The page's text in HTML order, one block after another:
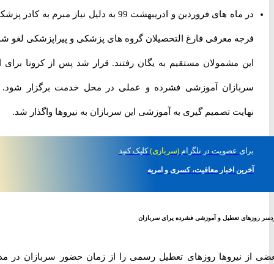
در ماه های فروردین و ادریبهشت 99 به دلیل نیاز مبرم به کادر پزشکی،
فرجه معرفی فارغ التحصیلان گروه های پزشکی و پیراپزشکی لغو شد و
این مشمولان مستقیم به یگان رفتند. قرار شد پس از کرونا برای این
سربازان آموزشی فشرده و عملی در محل خدمت برگزار شود. در
نهایت تصمیم گیری به آموزشی این سربازان به نیروها واگذار شد.
عضویت در تلگرام(سربازی) کلیک کنید
آخرین اخبار معافیت، کسری و امریه
تعطیل و آموزشی فشرده یرای سربازان
از نیروها روزهای تعطیل رسمی را از زمان حضور سربازان در مدت